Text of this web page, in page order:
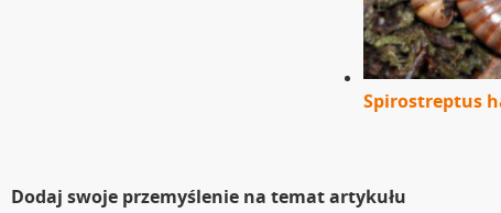
Spirostreptus
Dodaj swoje przemyślenie na temat artykułu